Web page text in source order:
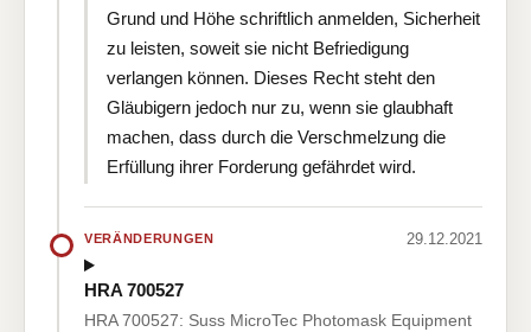
Grund und Höhe schriftlich anmelden, Sicherheit
zu leisten, soweit sie nicht Befriedigung
verlangen können. Dieses Recht steht den
Gläubigern jedoch nur zu, wenn sie glaubhaft
machen, dass durch die Verschmelzung die
Erfüllung ihrer Forderung gefährdet wird.
VERÄNDERUNGEN 29.12.2021
HRA 700527
HRA 700527: Suss MicroTec Photomask Equipment